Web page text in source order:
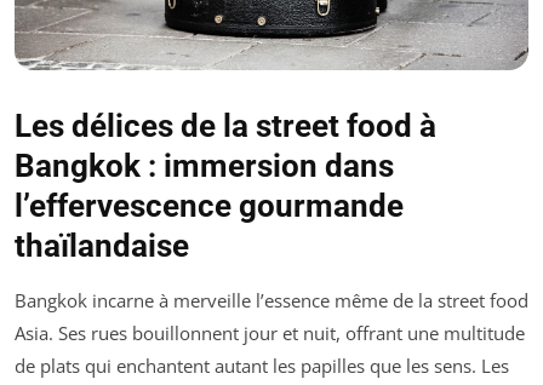
Les délices de la street food à
Bangkok : immersion dans
l’effervescence gourmande
thaïlandaise
Bangkok incarne à merveille l’essence même de la street food
Asia. Ses rues bouillonnent jour et nuit, offrant une multitude
de plats qui enchantent autant les papilles que les sens. Les